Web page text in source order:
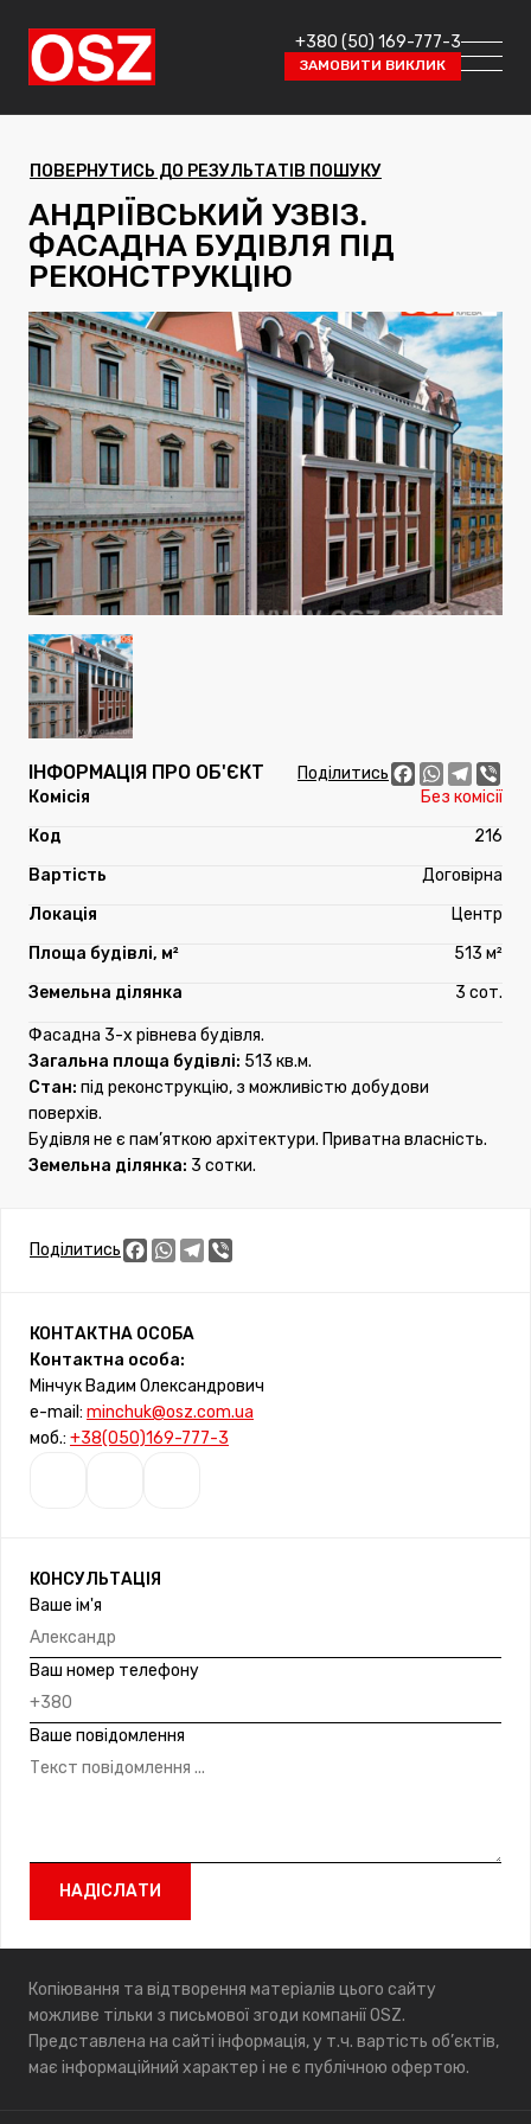
+380 (50) 169-777-3
ЗАМОВИТИ ВИКЛИК
ПОВЕРНУТИСЬ ДО РЕЗУЛЬТАТІВ ПОШУКУ
АНДРІЇВСЬКИЙ УЗВІЗ.
ФАСАДНА БУДІВЛЯ ПІД
РЕКОНСТРУКЦІЮ
ІНФОРМАЦІЯ ПРО ОБ'ЄКТ Поділитись Facebook
WhatsApp
Без комісії
216
Договірна
Центр
513 м²
3 сот.
Фасадна 3-х рівнева будівля.
Загальна площа будівлі: 513 кв.м.
Стан: під реконструкцію, з можливістю добудови
поверхів.
Будівля не є пам’яткою архітектури. Приватна власність.
Земельна ділянка: 3 сотки.
Поділитись Facebook
WhatsApp
Telegram
КОНТАКТНА ОСОБА
Контактна особа:
Мінчук Вадим Олександрович
e-mail: minchuk@osz.com.ua
моб.: +38(050)169-777-3
КОНСУЛЬТАЦІЯ
Ваше ім'я
Ваш номер телефону
Ваше повідомлення
Копіювання та відтворення матеріалів цього сайту
можливе тільки з письмової згоди компанії OSZ.
Представлена на сайті інформація, у т.ч. вартість об’єктів,
має інформаційний характер і не є публічною офертою.